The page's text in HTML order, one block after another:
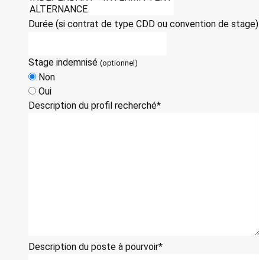
Durée (si contrat de type CDD ou convention de stage)
Stage indemnisé (optionnel)
Non
Oui
Description du profil recherché*
Description du poste à pourvoir*